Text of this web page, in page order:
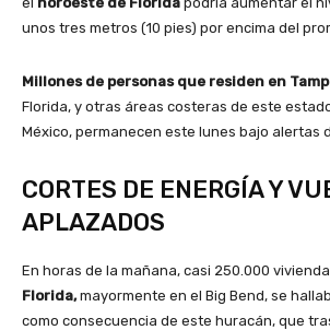
unos tres metros (10 pies) por encima del
Millones de personas que residen en
Florida, y otras áreas costeras de este
México, permanecen este lunes bajo alertas
CORTES DE ENERGÍA Y
APLAZADOS
En horas de la mañana, casi 250.000
Florida,mayormente en el Big Bend, se
como consecuencia de este huracán, que